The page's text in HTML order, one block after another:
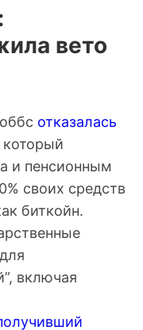
вето
отказалась
который
и пенсионным
своих средств
биткойн.
включая